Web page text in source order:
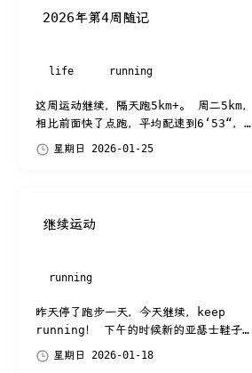
2026年第4周随记
life running
这周运动继续，隔天跑5km+。 周二5km，
相比前面快了点跑，平均配速到6‘53“，心
率爆炸。 周四6.1km，压心率150跑加快
走，平均配速8’12”，心率维持150左...
星期日 2026-01-25
继续运动
running
昨天停了跑步一天，今天继续，keep
running！ 下午的时候新的亚瑟士鞋子到
了，还算合脚，晚上跑步就用上了。 今天
提高了点速度，速度开始就设置到了
星期日 2026-01-18